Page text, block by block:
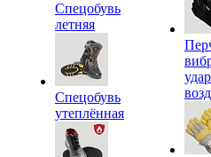
Спецобувь
летняя
Спецобувь
утеплённая